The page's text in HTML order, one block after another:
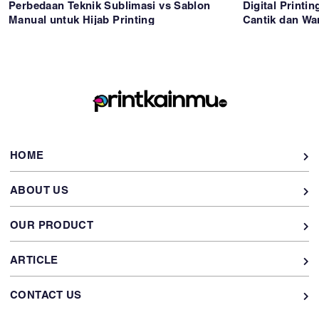
Perbedaan Teknik Sublimasi vs Sablon
Manual untuk Hijab Printing
Digital
Cantik dan
HOME
ABOUT US
OUR PRODUCT
ARTICLE
CONTACT US